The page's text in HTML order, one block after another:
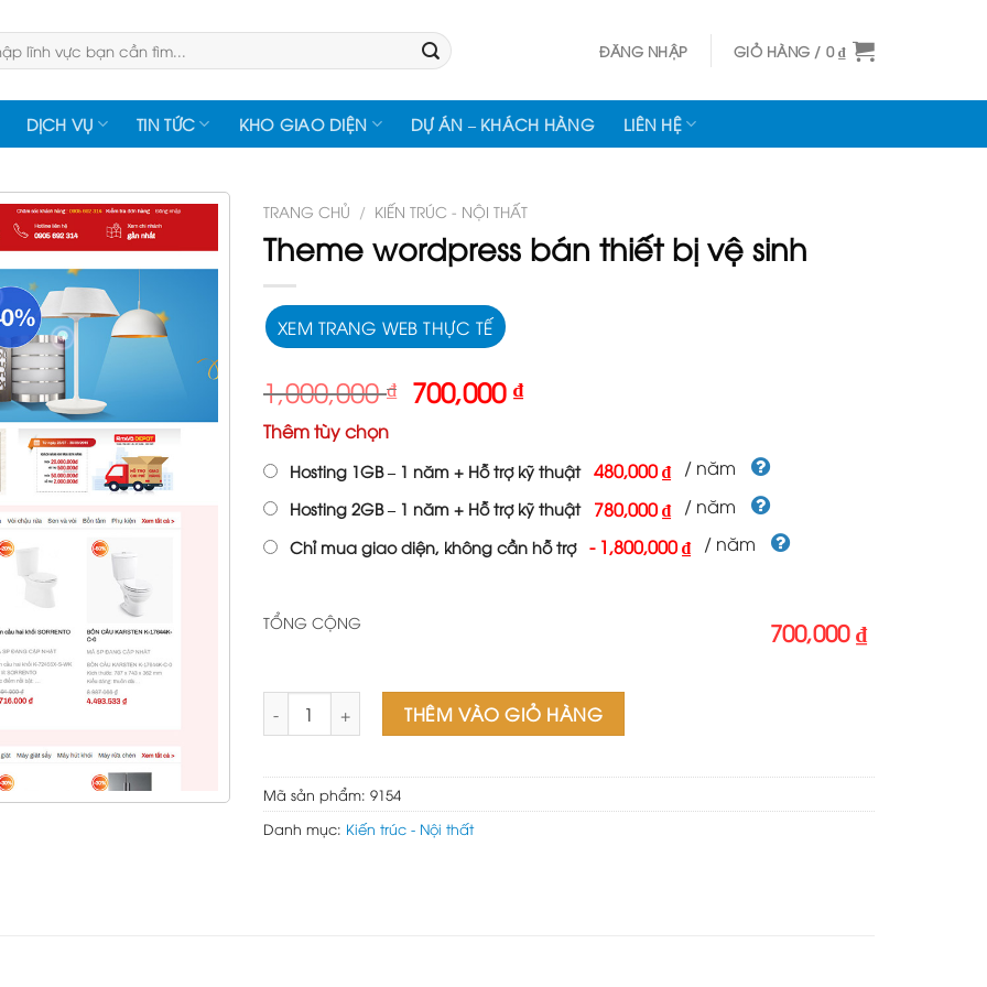
ĐĂNG NHẬP GIỎ HÀNG / 0₫
DỊCH VỤ TIN TỨC KHO GIAO DIỆN DỰ ÁN – KHÁCH HÀNG LIÊN HỆ
TRANG CHỦ / KIẾN TRÚC - NỘI THẤT
Theme wordpress bán thiết bị vệ sinh
XEM TRANG WEB THỰC TẾ
1,000,000₫ Giá
gốc
1,000,000 ₫.
700,000₫Giá
là:
700,000 ₫.
Thêm tùy chọn
Hosting 1GB – 1 năm + Hỗ trợ kỹ thuật 480,000 ₫ / năm
Hosting 2GB – 1 năm + Hỗ trợ kỹ thuật 780,000 ₫ / năm
Chỉ mua giao diện, không cần hỗ trợ -1,800,000 ₫ / năm
TỔNG CỘNG 700,000 ₫
Theme wordpress bán thiết bị vệ sinh số lượng
THÊM VÀO GIỎ HÀNG
Mã sản phẩm: 9154
Danh mục: Kiến trúc - Nội thất